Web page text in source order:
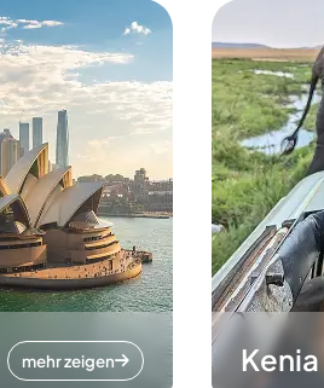
mehr zeigen Kenia